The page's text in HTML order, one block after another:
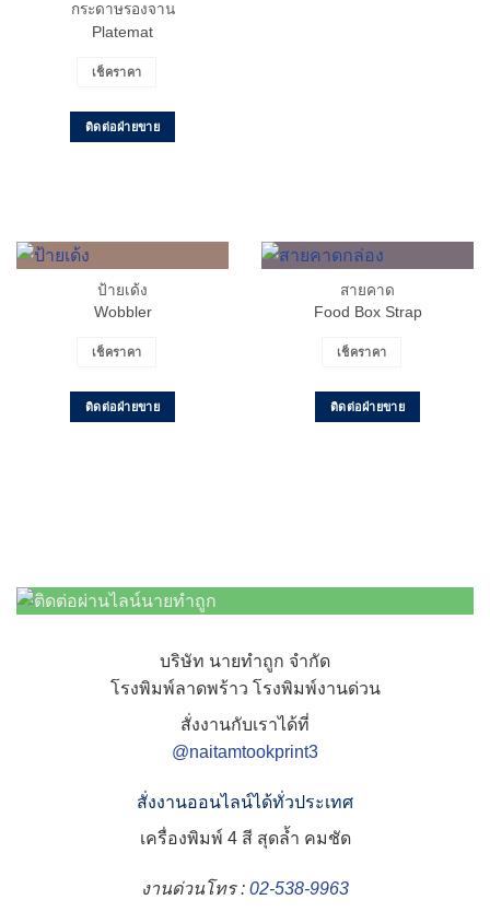
กระดาษรองจาน
Platemat
เช็คราคา
ติดต่อฝ่ายขาย
ป้ายเด้ง
Wobbler
เช็คราคา
ติดต่อฝ่ายขาย
สายคาด
Food Box Strap
เช็คราคา
ติดต่อฝ่ายขาย
บริษัท นายทำถูก จำกัด
โรงพิมพ์ลาดพร้าว โรงพิมพ์งานด่วน
สั่งงานกับเราได้ที่
@naitamtookprint3
สั่งงานออนไลน์ได้ทั่วประเทศ
เครื่องพิมพ์ 4 สี สุดล้ำ คมชัด
งานด่วนโทร : 02-538-9963